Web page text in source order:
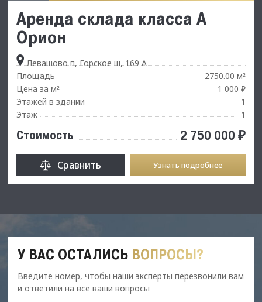
Аренда склада класса А
Орион
Левашово п, Горское ш, 169 А
Площадь
2750.00 м²
Цена за м²
1 000 ₽
Этажей в здании
1
Этаж
1
Стоимость 2 750 000 ₽
Сравнить Узнать подробнее
У ВАС ОСТАЛИСЬ ВОПРОСЫ?
Введите номер, чтобы наши эксперты перезвонили вам
и ответили на все ваши вопросы